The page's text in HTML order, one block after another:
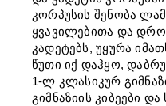
კორპუსის შენობა
ყვავილებითა და
კადეტებს, უყურა
წუთი იქ დაჰყო,
1-ლ კლასიკურ
გიმნაზიის კიბეები